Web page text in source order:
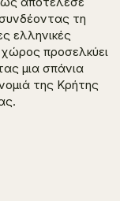
τη
ελληνικές
προσελκύει
μια σπάνια
της Κρήτης